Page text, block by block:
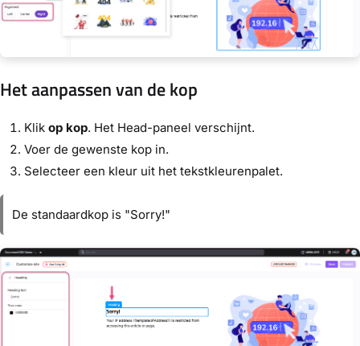
Het aanpassen van de kop
Klik op kop. Het Head-paneel verschijnt.
Voer de gewenste kop in.
Selecteer een kleur uit het tekstkleurenpalet.
De standaardkop is "Sorry!"